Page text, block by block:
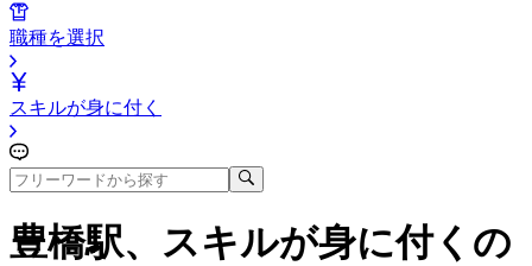
職種を選択
スキルが身に付く
豊橋駅、スキルが身に付く の